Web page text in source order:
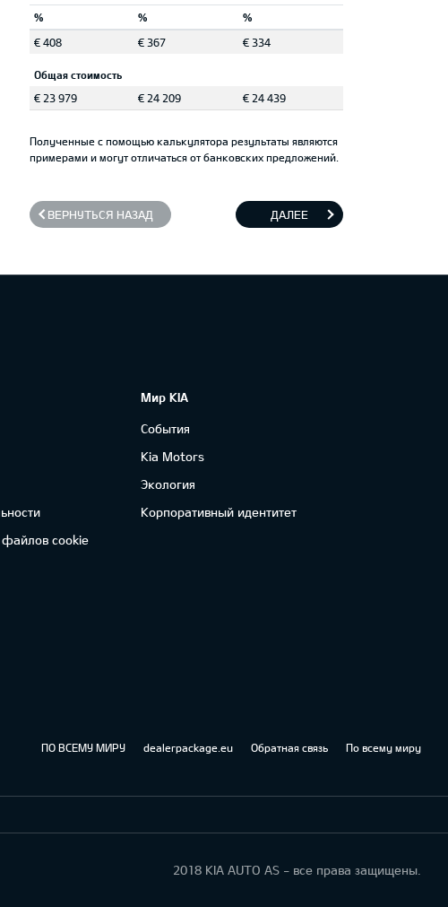
% %
%
€ 408
€ 367 € 334
Общая стоимость
€ 23 979
€ 24 209 € 24 439
Полученные с помощью калькулятора результаты являются
примерами и могут отличаться от банковских предложений.
ВЕРНУТЬСЯ НАЗАД ДАЛЕЕ
файлов cookie
Мир KIA
События
Kia Motors
Экология
Корпоративный идентитет
ПО ВСЕМУ МИРУ dealerpackage.eu Обратная связь По всему миру
2018 KIA AUTO AS - все права защищены.